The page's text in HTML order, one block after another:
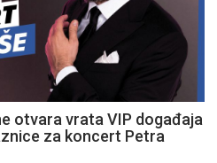
otvara vrata VIP događaja
za koncert Petra